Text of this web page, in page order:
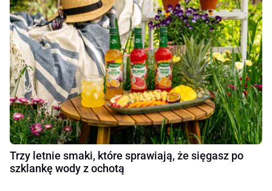
Trzy letnie smaki, które sprawiają, że sięgasz po
szklankę wody z ochotą